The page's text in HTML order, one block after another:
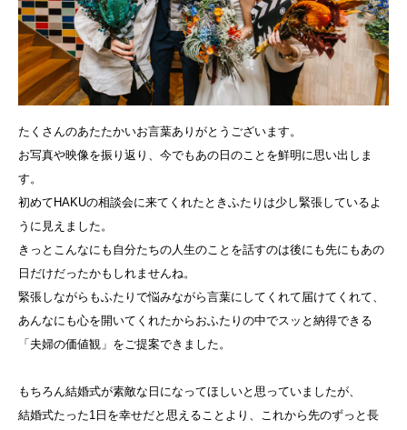
たくさんのあたたかいお言葉ありがとうございます。
お写真や映像を振り返り、今でもあの日のことを鮮明に思い出しま
す。
初めてHAKUの相談会に来てくれたときふたりは少し緊張しているよ
うに見えました。
きっとこんなにも自分たちの人生のことを話すのは後にも先にもあの
日だけだったかもしれませんね。
緊張しながらもふたりで悩みながら言葉にしてくれて届けてくれて、
あんなにも心を開いてくれたからおふたりの中でスッと納得できる
「夫婦の価値観」をご提案できました。
もちろん結婚式が素敵な日になってほしいと思っていましたが、
結婚式たった1日を幸せだと思えることより、これから先のずっと長